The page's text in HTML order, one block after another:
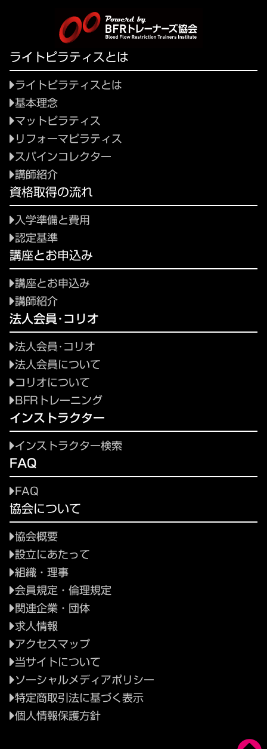
ライトピラティスとは
ライトピラティスとは
基本理念
マットピラティス
リフォーマピラティス
スパインコレクター
講師紹介
資格取得の流れ
入学準備と費用
認定基準
講座とお申込み
講座とお申込み
講師紹介
法人会員･コリオ
法人会員･コリオ
法人会員について
コリオについて
BFRトレーニング
インストラクター
インストラクター検索
FAQ
FAQ
協会について
協会概要
設立にあたって
組織・理事
会員規定・倫理規定
関連企業・団体
求人情報
アクセスマップ
当サイトについて
ソーシャルメディアポリシー
特定商取引法に基づく表示
個人情報保護方針